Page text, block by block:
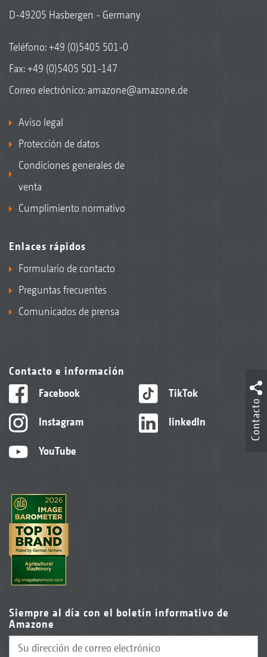
D-49205 Hasbergen - Germany
Teléfono:+49 (0)5405 501-0
Fax: +49 (0)5405 501-147
Correo electrónico: amazone@amazone.de
Aviso legal
Protección de datos
Condiciones generales de
venta
Cumplimiento normativo
Enlaces rápidos
Formulario de contacto
Preguntas frecuentes
Comunicados de prensa
Contacto e información
Facebook
Instagram
YouTube
TikTok
linkedIn
Siempre al día con el boletín informativo de
Amazone
Contacto